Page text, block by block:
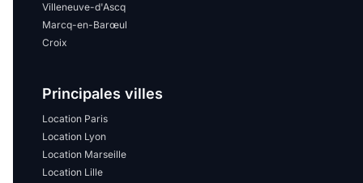
Promotions
Mettre en avant les
Villeneuve-d'Ascq
Marcq-en-Barœul
Croix
Principales villes
Location Paris
Location Lyon
Location Marseille
Location Lille